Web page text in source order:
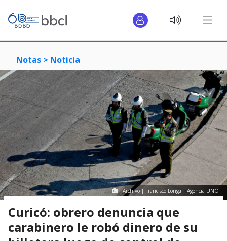
Notas > Noticia
Archivo | Francisco Longa | Agencia UNO
Curicó: obrero denuncia que
carabinero le robó dinero de su